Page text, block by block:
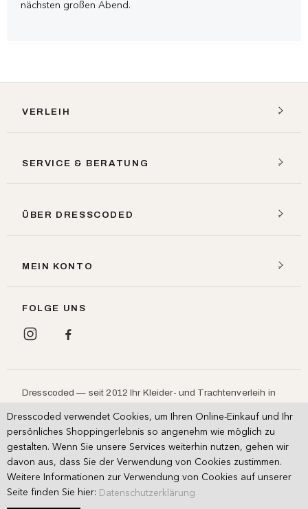
nächsten großen Abend.
VERLEIH
SERVICE & BERATUNG
ÜBER DRESSCODED
MEIN KONTO
FOLGE UNS
Dresscoded — seit 2012 Ihr Kleider- und Trachtenverleih in
Persönliche Beratung im Showroom.
Dresscoded verwendet Cookies, um Ihren Online-Einkauf und Ihr
persönliches Shoppingerlebnis so angenehm wie möglich zu
gestalten. Wenn Sie unsere Services weiterhin nutzen, gehen wir
davon aus, dass Sie der Verwendung von Cookies zustimmen.
Weitere Informationen zur Verwendung von Cookies auf unserer
Seite finden Sie hier: Datenschutzerklärung
· · Impressum